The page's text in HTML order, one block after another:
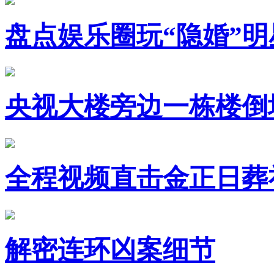
盘点娱乐圈玩“隐婚”
央视大楼旁边一栋楼倒
全程视频直击金正日葬
解密连环凶案细节